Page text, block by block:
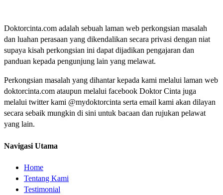
Doktorcinta.com adalah sebuah laman web perkongsian masalah
dan luahan perasaan yang dikendalikan secara privasi dengan niat
supaya kisah perkongsian ini dapat dijadikan pengajaran dan
panduan kepada pengunjung lain yang melawat.
Perkongsian masalah yang dihantar kepada kami melalui laman web
doktorcinta.com ataupun melalui facebook Doktor Cinta juga
melalui twitter kami @mydoktorcinta serta email kami akan dilayan
secara sebaik mungkin di sini untuk bacaan dan rujukan pelawat
yang lain.
Navigasi Utama
Home
Tentang Kami
Testimonial